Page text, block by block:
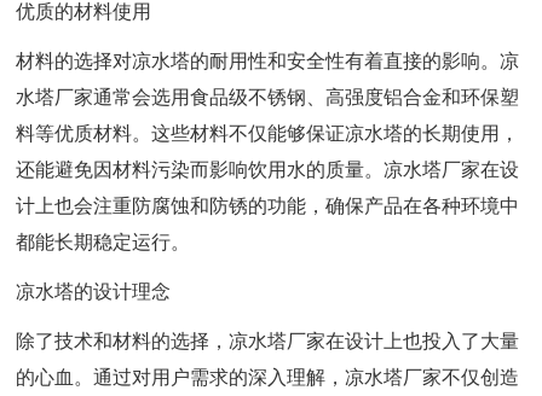
优质的材料使用
材料的选择对凉水塔的耐用性和安全性有着直接的影响。凉
水塔厂家通常会选用食品级不锈钢、高强度铝合金和环保塑
料等优质材料。这些材料不仅能够保证凉水塔的长期使用，
还能避免因材料污染而影响饮用水的质量。凉水塔厂家在设
计上也会注重防腐蚀和防锈的功能，确保产品在各种环境中
都能长期稳定运行。
凉水塔的设计理念
除了技术和材料的选择，凉水塔厂家在设计上也投入了大量
的心血。通过对用户需求的深入理解，凉水塔厂家不仅创造